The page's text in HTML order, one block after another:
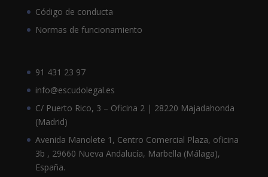
Código de conducta
Normas de funcionamiento
91 431 23 97
info@escudolegal.es
C/ Puerto Rico, 3 – Oficina 2 | 28220 Majadahonda
(Madrid)
Avenida Manolete 1, Centro Comercial Plaza, oficina
3b , 29660 Nueva Andalucía, Marbella (Málaga),
España.